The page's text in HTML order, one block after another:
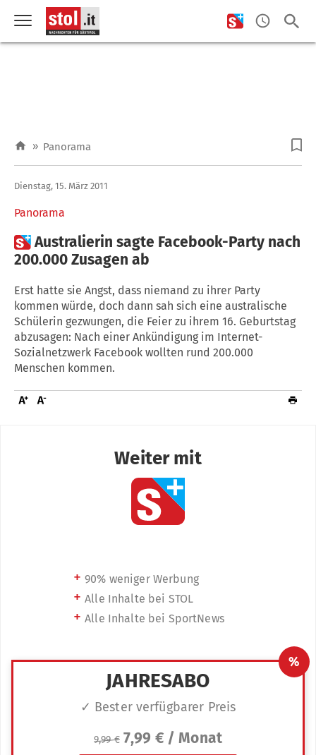
» Panorama
Panorama
Dienstag, 15. März 2011
Australierin sagte Facebook-Party nach
200.000 Zusagen ab
Erst hatte sie Angst, dass niemand zu ihrer Party
kommen würde, doch dann sah sich eine australische
Schülerin gezwungen, die Feier zu ihrem 16. Geburtstag
abzusagen: Nach einer Ankündigung im Internet-
Sozialnetzwerk Facebook wollten rund 200.000
Menschen kommen.